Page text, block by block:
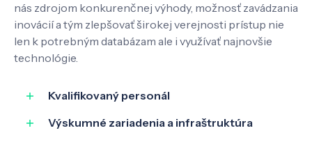
Kontakt
nás zdrojom konkurenčnej výhody, možnosť zavádzania
inovácií a tým zlepšovať širokej verejnosti prístup nie
len k potrebným databázam ale i využívať najnovšie
technológie.
Kvalifikovaný personál
Výskumné zariadenia a infraštruktúra